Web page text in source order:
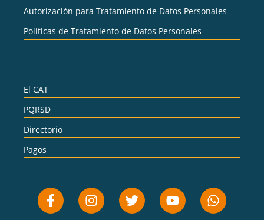
Autorización para Tratamiento de Datos Personales
Políticas de Tratamiento de Datos Personales
El CAT
PQRSD
Directorio
Pagos